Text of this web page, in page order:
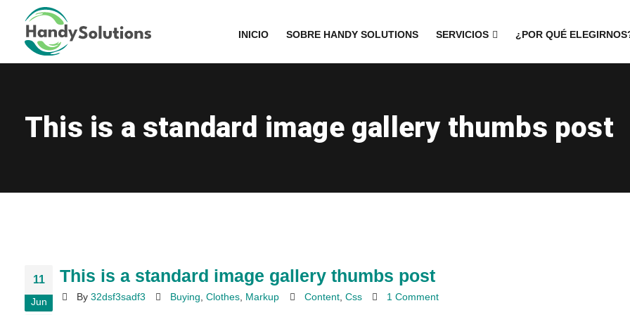
INICIO SOBRE HANDY SOLUTIONS SERVICIOS ¿POR QUÉ
This is a standard image gallery thumbs post
11
Jun
This is a standard image gallery thumbs post
By 32dsf3sadf3 Buying Clothes Markup Content, Css 1 Comment